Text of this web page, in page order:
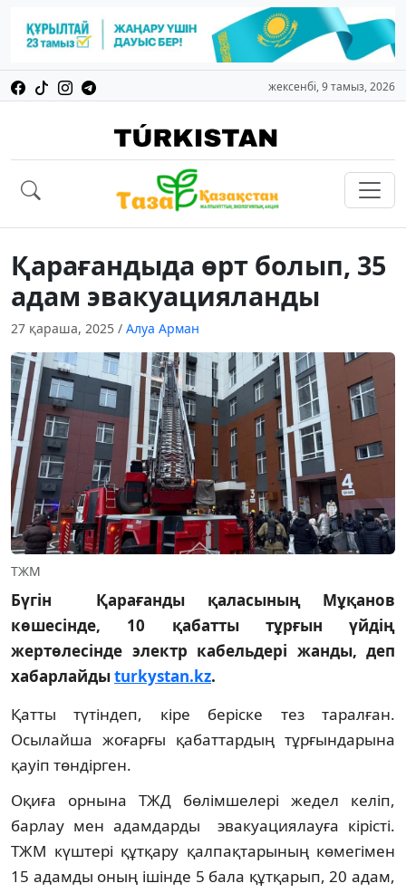
жексенбі, 9 тамыз, 2026
Қарағандыда өрт болып, 35
адам эвакуацияланды
27 қараша, 2025 / Алуа Арман
ТЖМ
Бүгін Қарағанды қаласының Мұқанов
көшесінде, 10 қабатты тұрғын үйдің
жертөлесінде электр кабельдері жанды, деп
хабарлайдыturkystan.kz.
Қатты түтіндеп, кіре беріске тез таралған.
Осылайша жоғарғы қабаттардың тұрғындарына
қауіп төндірген.
Оқиға орнына ТЖД бөлімшелері жедел келіп,
барлау мен адамдарды эвакуациялауға кірісті.
ТЖМ күштері құтқару қалпақтарының көмегімен
15 адамды оның ішінде 5 бала құтқарып, 20 адам,